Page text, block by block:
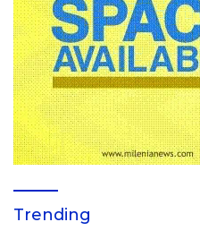
Trending